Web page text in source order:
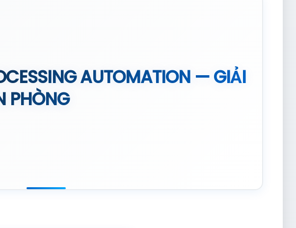
AUTOMATION — GIẢI
PHÒNG